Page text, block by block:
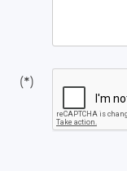
(*)